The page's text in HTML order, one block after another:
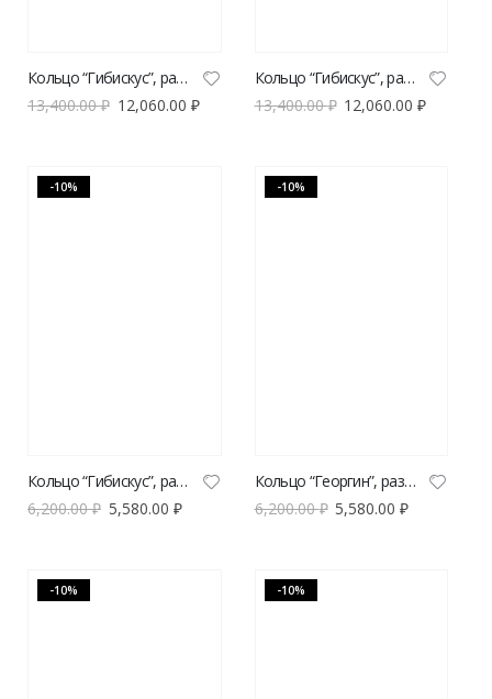
Кольцо “Гибискус”, размер XL
13,400.00₽ 12,060.00 ₽
Кольцо “Гибискус”, размер XL
13,400.00₽ 12,060.00₽
-10%
Кольцо “Гибискус”, размер L
6,200.00₽ 5,580.00 ₽
-10%
Кольцо “Георгин”, размер L
6,200.00₽ 5,580.00₽
-10% -10%